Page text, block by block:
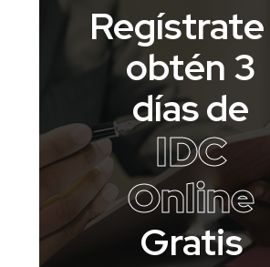
obtén 3
días de
IDC
Online
Gratis